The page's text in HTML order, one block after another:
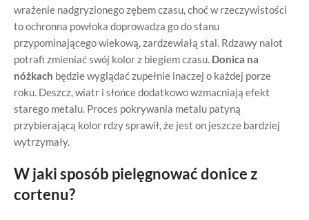
wrażenie nadgryzionego zębem czasu, choć w rzeczywistości
to ochronna powłoka doprowadza go do stanu
przypominającego wiekową, zardzewiałą stal. Rdzawy nalot
potrafi zmieniać swój kolor z biegiem czasu. Donica na
nóżkach będzie wyglądać zupełnie inaczej o każdej porze
roku. Deszcz, wiatr i słońce dodatkowo wzmacniają efekt
starego metalu. Proces pokrywania metalu patyną
przybierającą kolor rdzy sprawił, że jest on jeszcze bardziej
wytrzymały.
W jaki sposób pielęgnować donice z
cortenu?